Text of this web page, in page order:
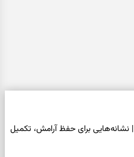
فال شمع امروز جمعه ۱۶ مرداد ۱۴۰۵ | نشانه‌هایی برای حفظ آرامش، تکمیل